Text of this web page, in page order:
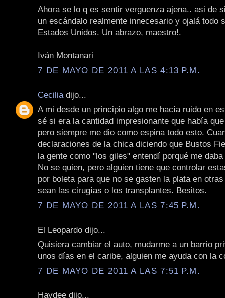
Ahora se lo q es sentir verguenza ajena.. asi de
un escándalo realmente innecesario y ojalá todo
Estados Unidos. Un abrazo, maestro!.
Iván Montanari
7 DE MAYO DE 2011 A LAS 4:13 P.M.
Cecilia dijo...
A mi desde un principio algo me hacía ruido en
sé si era la cantidad impresionante que había
pero siempre me dio como espina todo esto.
declaraciones de la chica diciendo que Bustos
la gente como "los giles" entendí porqué me
No se quien, pero alguien tiene que controlar
por boleta para que no se gasten la plata en
sean las cirugías o los transplantes. Besitos.
7 DE MAYO DE 2011 A LAS 7:45 P.M.
El Leopardo dijo...
Quisiera cambiar el auto, mudarme a un barrio
unos días en el caribe, alguien me ayuda con la
7 DE MAYO DE 2011 A LAS 7:51 P.M.
Haydee dijo...